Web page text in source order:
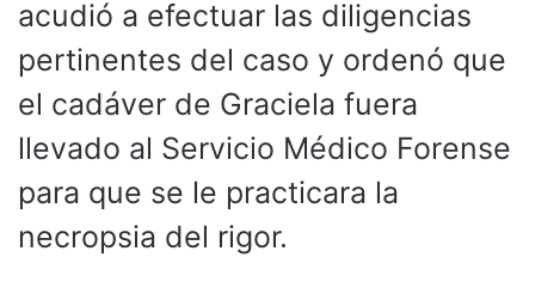
acudió a efectuar las diligencias
pertinentes del caso y ordenó que
el cadáver de Graciela fuera
llevado al Servicio Médico Forense
para que se le practicara la
necropsia del rigor.